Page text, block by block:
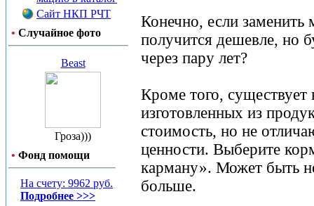
Сайт НКП РЧТ
• Случайное фото
Beast
Гроза)))
• Фонд помощи
На счету: 9962 руб.
Подробнее >>>
Конечно, если заменить
получится дешевле, но
через пару лет?
Кроме того, существует
изготовленных из
стоимость, но не
ценности. Выберите
карману». Может быть
больше.